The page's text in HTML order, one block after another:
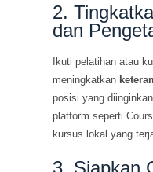
2.
dan
Ikuti pelatihan atau
meningkatkan
posisi yang
platform seperti
kursus lokal yang
3. Siapkan